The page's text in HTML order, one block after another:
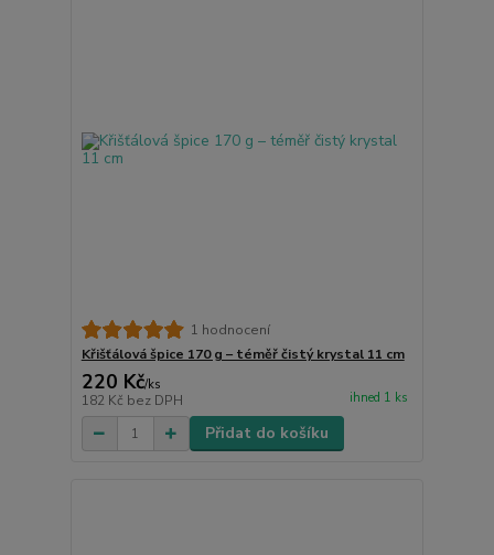
1 hodnocení
Křišťálová špice 170 g – téměř čistý krystal 11 cm
220 Kč/ks
182 Kč bez DPH ihned 1 ks
Přidat do košíku